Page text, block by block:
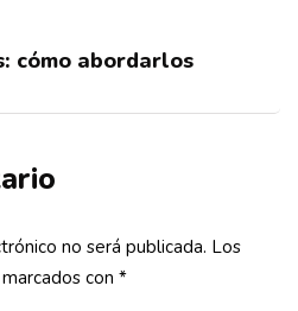
cómo abordarlos
no será publicada. Los
con *